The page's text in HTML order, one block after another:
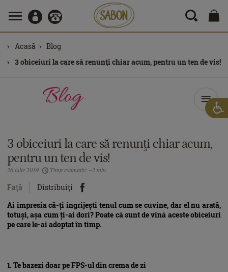
Acasă
Blog
3 obiceiuri la care să renunţi chiar acum, pentru un ten de vis!
3 obiceiuri la care să renunţi chiar acum,
pentru un ten de vis!
26 iulie 2019 Timp estimativ: ~2 min.
Faţă
Distribuiţi
Ai impresia că-ți îngrijești tenul cum se cuvine, dar el nu arată,
totuși, așa cum ți-ai dori? Poate că sunt de vină aceste obiceiuri
pe care le-ai adoptat în timp.
1. Te bazezi doar pe FPS-ul din crema de zi